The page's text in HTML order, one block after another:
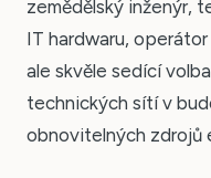
zemědělský inženýr,
IT hardwaru,
ale skvěle sedící
technických sítí v
obnovitelných zdrojů